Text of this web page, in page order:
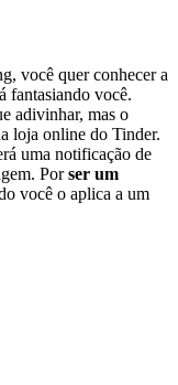
você quer conhecer a
fantasiando você.
adivinhar, mas o
loja online do Tinder.
uma notificação de
Porser um
você o aplica a um